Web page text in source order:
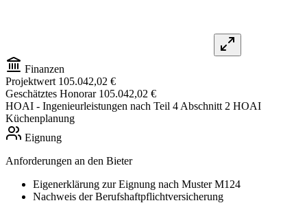
Finanzen
Projektwert 105.042,02 €
Geschätztes Honorar 105.042,02 €
HOAI - Ingenieurleistungen nach Teil 4 Abschnitt 2 HOAI
Küchenplanung
Eignung
Anforderungen an den Bieter
Eigenerklärung zur Eignung nach Muster M124
Nachweis der Berufshaftpflichtversicherung